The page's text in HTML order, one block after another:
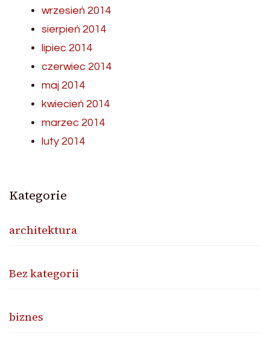
wrzesień 2014
sierpień 2014
lipiec 2014
czerwiec 2014
maj 2014
kwiecień 2014
marzec 2014
luty 2014
Kategorie
architektura
Bez kategorii
biznes